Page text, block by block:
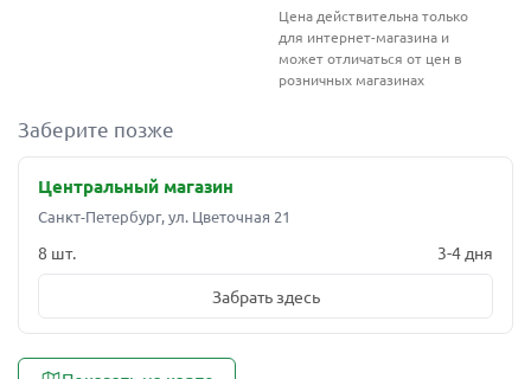
Цена действительна только
для интернет-магазина и
может отличаться от цен в
розничных магазинах
Заберите позже
Центральный магазин
Санкт-Петербург, ул. Цветочная 21
8 шт. 3-4 дня
Забрать здесь